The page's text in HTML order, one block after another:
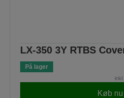
LX-350 3Y RTBS
På lager
Køb nu